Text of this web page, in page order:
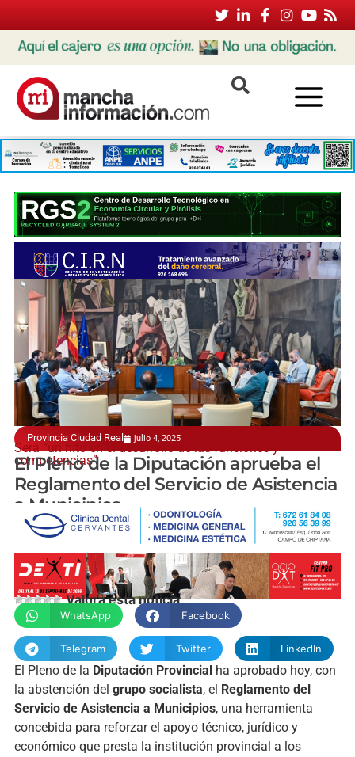
Provincia Ciudad Real julio 4, 2025
Será “un hito en el desarrollo de las funciones y
competencias”
El Pleno de la Diputación aprueba el
Reglamento del Servicio de Asistencia
a Municipios
Valora esta noticia
WhatsApp Facebook
Telegram Twitter LinkedIn
El Pleno de la Diputación Provincialha aprobado hoy, con
la abstención del grupo socialista, el Reglamento del
Servicio de Asistencia a Municipios, una herramienta
concebida para reforzar el apoyo técnico, jurídico y
económico que presta la institución provincial a los